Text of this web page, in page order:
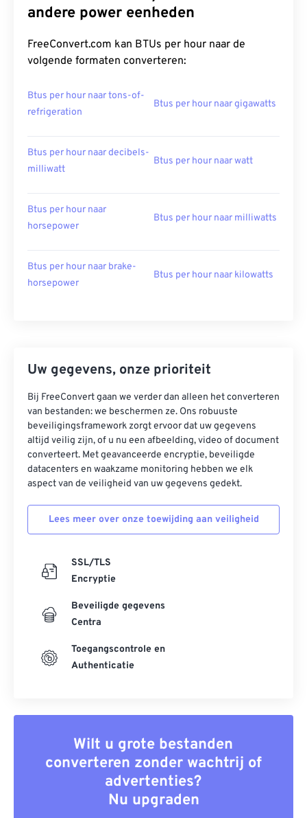
andere power eenheden
FreeConvert.com kan BTUs per hour naar de
volgende formaten converteren:
Btus per hour naar tons-of-
refrigeration
Btus per hour naar gigawatts
Btus per hour naar decibels-
milliwatt
Btus per hour naar watt
Btus per hour naar
horsepower
Btus per hour naar milliwatts
Btus per hour naar brake-
horsepower
Btus per hour naar kilowatts
Uw gegevens, onze prioriteit
Bij FreeConvert gaan we verder dan alleen het converteren
van bestanden: we beschermen ze. Ons robuuste
beveiligingsframework zorgt ervoor dat uw gegevens
altijd veilig zijn, of u nu een afbeelding, video of document
converteert. Met geavanceerde encryptie, beveiligde
datacenters en waakzame monitoring hebben we elk
aspect van de veiligheid van uw gegevens gedekt.
Lees meer over onze toewijding aan veiligheid
SSL/TLS
Encryptie
Beveiligde gegevens
Centra
Toegangscontrole en
Authenticatie
Wilt u grote bestanden
converteren zonder wachtrij of
advertenties?
Nu upgraden